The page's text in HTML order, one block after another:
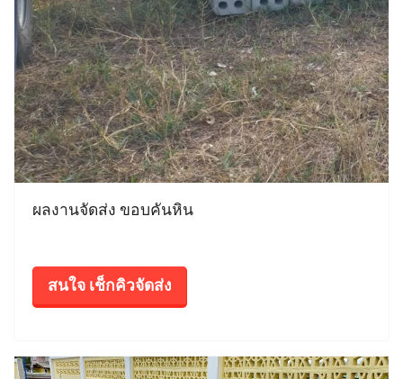
ผลงานจัดส่ง ขอบคันหิน
สนใจ เช็กคิวจัดส่ง